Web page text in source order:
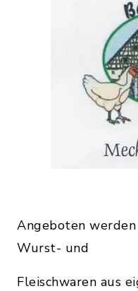
Angeboten werden
Wurst- und
Fleischwaren aus